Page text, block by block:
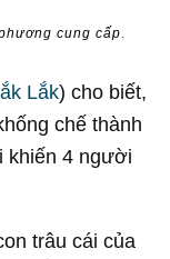
cung cấp.
Lắk) cho biết,
chế thành
khiến 4 người
trâu cái của